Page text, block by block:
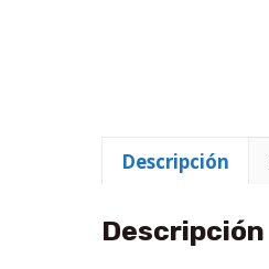
Descripción
Descripción